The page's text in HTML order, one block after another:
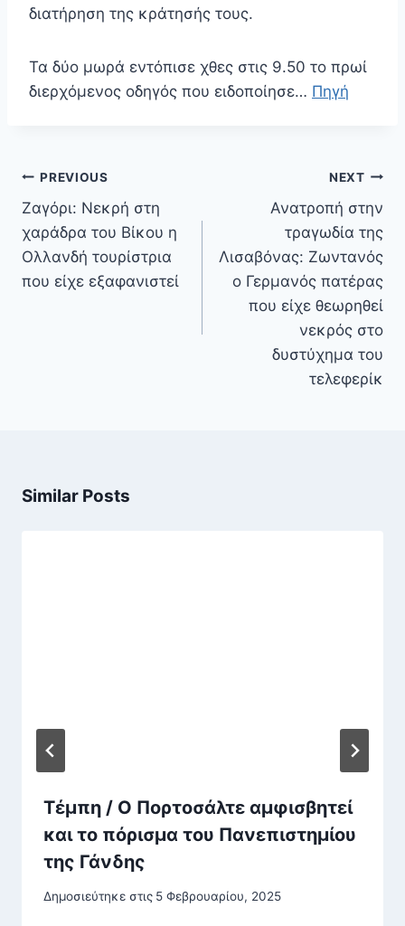
διατήρηση της κράτησής τους.
Τα δύο μωρά εντόπισε χθες στις 9.50 το πρωί
διερχόμενος οδηγός που ειδοποίησε… Πηγή
Πλοήγηση
άρθρων
PREVIOUS
Ζαγόρι: Νεκρή στη
χαράδρα του Βίκου η
Ολλανδή τουρίστρια
που είχε εξαφανιστεί
NEXT
Ανατροπή στην
τραγωδία της
Λισαβόνας: Ζωντανός
ο Γερμανός πατέρας
που είχε θεωρηθεί
νεκρός στο
δυστύχημα του
τελεφερίκ
Similar Posts
Τέμπη / Ο Πορτοσάλτε αμφισβητεί
και το πόρισμα του Πανεπιστημίου
της Γάνδης
Δημοσιεύτηκε στις 5 Φεβρουαρίου, 2025